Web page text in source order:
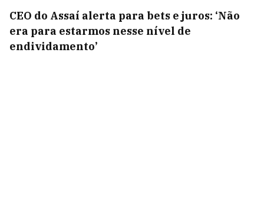
CEO do Assaí alerta para bets e juros: ‘Não
era para estarmos nesse nível de
endividamento’